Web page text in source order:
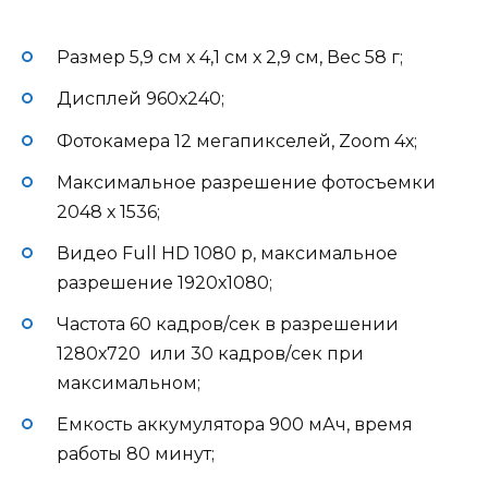
Размер 5,9 см х 4,1 см х 2,9 см, Вес 58 г;
Дисплей 960х240;
Фотокамера 12 мегапикселей, Zoom 4х;
Максимальное разрешение фотосъемки
2048 х 1536;
Видео Full HD 1080 р, максимальное
разрешение 1920х1080;
Частота 60 кадров/сек в разрешении
1280х720 или 30 кадров/сек при
максимальном;
Емкость аккумулятора 900 мАч, время
работы 80 минут;